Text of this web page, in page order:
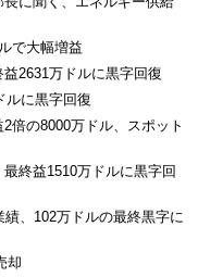
で大幅増益
2631万ドルに黒字回復
ルに黒字回復
倍の8000万ドル、スポット
終益1510万ドルに黒字回
、102万ドルの最終黒字に
却